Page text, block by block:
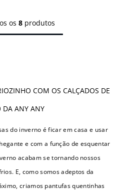
os 8 produtos
COM OS CALÇADOS DE
DA ANY ANY
do inverno é ficar em casa e usar
e com a função de esquentar
acabam se tornando nossos
E, como somos adeptos da
criamos pantufas quentinhas